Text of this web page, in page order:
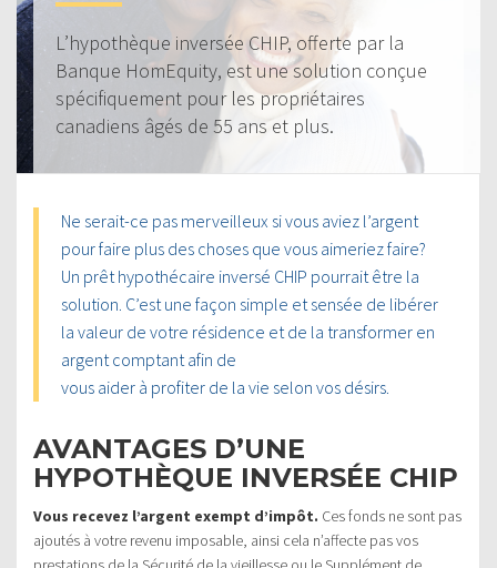
L’hypothèque inversée CHIP, offerte par la
Banque HomEquity, est une solution conçue
spécifiquement pour les propriétaires
canadiens âgés de 55 ans et plus.
Ne serait-ce pas merveilleux si vous aviez l’argent
pour faire plus des choses que vous aimeriez faire?
Un prêt hypothécaire inversé CHIP pourrait être la
solution. C’est une façon simple et sensée de libérer
la valeur de votre résidence et de la transformer en
argent comptant afin de
vous aider à profiter de la vie selon vos désirs.
AVANTAGES D’UNE
HYPOTHÈQUE INVERSÉE CHIP
Vous recevez l’argent exempt d’impôt. Ces fonds ne sont pas
ajoutés à votre revenu imposable, ainsi cela n’affecte pas vos